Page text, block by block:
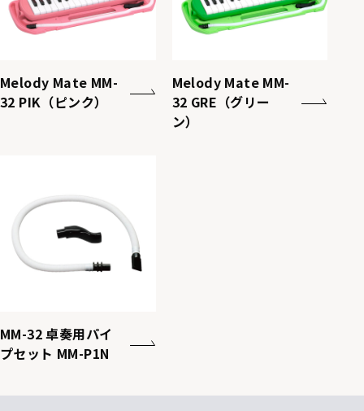
Melody Mate MM-
32 PIK（ピンク）
Melody Mate MM-
32 GRE（グリー
ン）
MM-32 卓奏用パイ
プセット MM-P1N